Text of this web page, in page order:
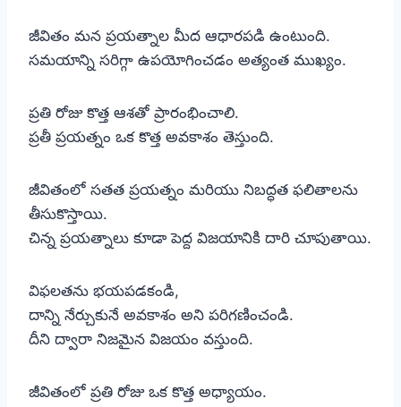
జీవితం మన ప్రయత్నాల మీద ఆధారపడి ఉంటుంది.
సమయాన్ని సరిగ్గా ఉపయోగించడం అత్యంత ముఖ్యం.
ప్రతి రోజు కొత్త ఆశతో ప్రారంభించాలి.
ప్రతీ ప్రయత్నం ఒక కొత్త అవకాశం తెస్తుంది.
జీవితంలో సతత ప్రయత్నం మరియు నిబద్ధత ఫలితాలను
తీసుకొస్తాయి.
చిన్న ప్రయత్నాలు కూడా పెద్ద విజయానికి దారి చూపుతాయి.
విఫలతను భయపడకండి,
దాన్ని నేర్చుకునే అవకాశం అని పరిగణించండి.
దీని ద్వారా నిజమైన విజయం వస్తుంది.
జీవితంలో ప్రతి రోజు ఒక కొత్త అధ్యాయం.